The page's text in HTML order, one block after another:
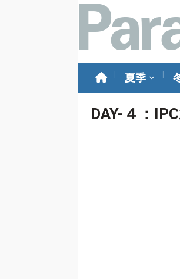
夏季
DAY-４：